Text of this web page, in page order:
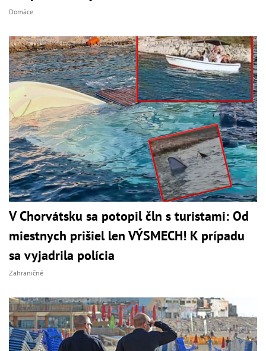
Domáce
V Chorvátsku sa potopil čln s turistami: Od
miestnych prišiel len VÝSMECH! K prípadu
sa vyjadrila polícia
Zahraničné